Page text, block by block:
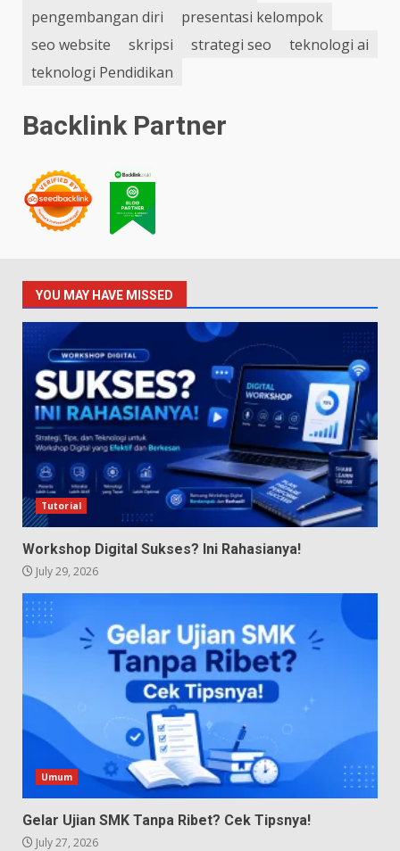
pengembangan diri
presentasi kelompok
seo website
skripsi strategi seo
teknologi ai
teknologi Pendidikan
Backlink Partner
YOU MAY HAVE MISSED
Tutorial
Workshop Digital Sukses? Ini Rahasianya!
July 29, 2026
Umum
Gelar Ujian SMK Tanpa Ribet? Cek Tipsnya!
July 27, 2026